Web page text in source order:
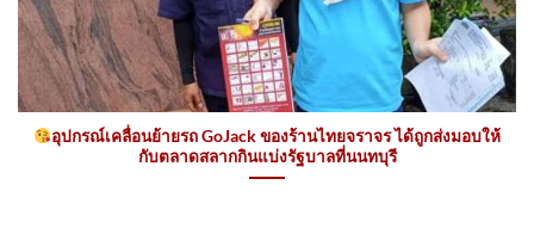
อุปกรณ์เคลื่อนย้ายรถ GoJack ของร้านไทยจราจร ได้ถูกส่งมอบให้
กับตลาดสลากกินแบ่งรัฐบาลที่นนทบุรี